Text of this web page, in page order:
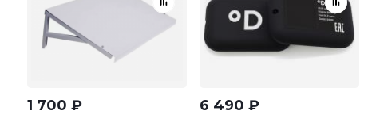
1 700 ₽ 6 490 ₽